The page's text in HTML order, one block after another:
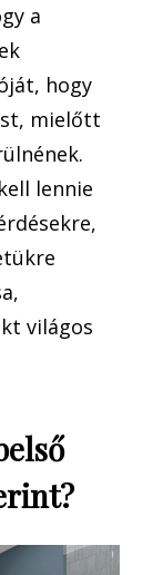
a
hogy
mielőtt
lennie
világos